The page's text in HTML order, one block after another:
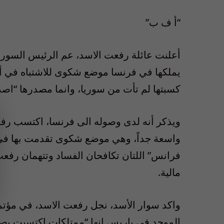
“أ ف ب”
أعلنت عائلة رفعت الاسد، عم الرئيس
يملكها في فرنسا موضع شكوى للاشتباه في
كسبتها لم تأت من سوريا، وانما مصدرها
فرانس” اللتان تكافحان الفساد وتتهمان
مالية.
واكد سوار الأسد، نجل رفعت الاسد، في